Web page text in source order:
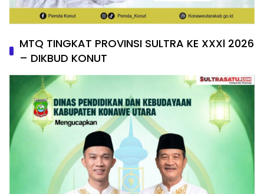
MTQ TINGKAT PROVINSI SULTRA KE XXXl 2026
– DIKBUD KONUT